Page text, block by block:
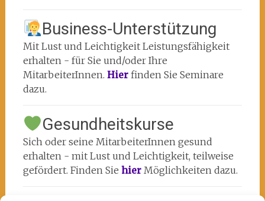
Business-Unterstützung
Mit Lust und Leichtigkeit Leistungsfähigkeit
erhalten - für Sie und/oder Ihre
MitarbeiterInnen. Hier finden Sie Seminare
dazu.
Gesundheitskurse
Sich oder seine MitarbeiterInnen gesund
erhalten - mit Lust und Leichtigkeit, teilweise
gefördert. Finden Sie hier Möglichkeiten dazu.